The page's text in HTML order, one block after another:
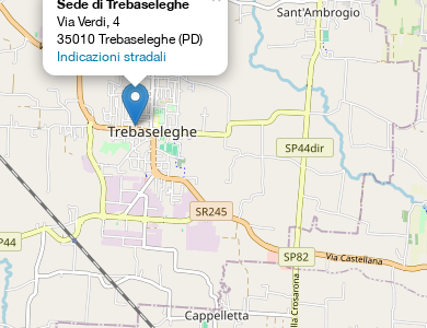
Sede di Trebaseleghe
Via Verdi, 4
35010 Trebaseleghe (PD)
Indicazioni stradali